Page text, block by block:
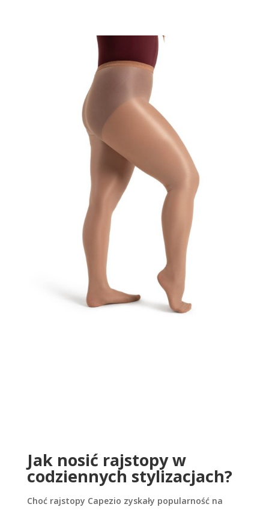
Jak nosić rajstopy w
codziennych stylizacjach?
Choć rajstopy Capezio zyskały popularność na